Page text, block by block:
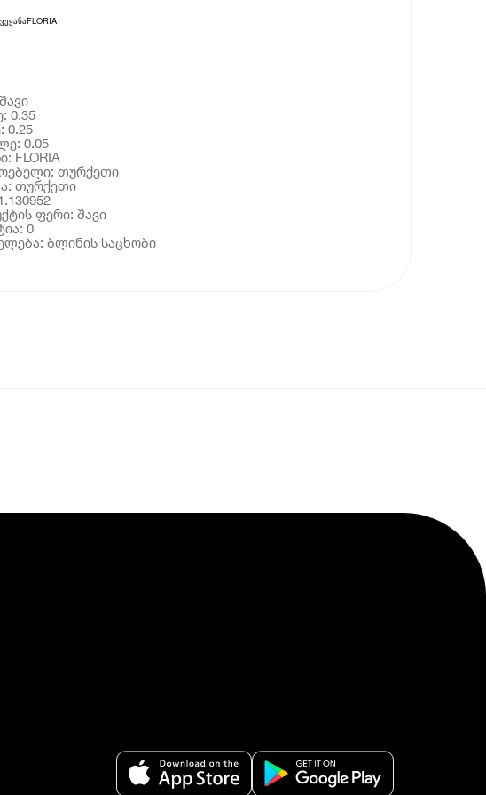
FLORIA
0.35
0.25
0.05
FLORIA
თურქეთი
თურქეთი
ფერი: შავი
0
დასახელება: ბლინის საცხობი